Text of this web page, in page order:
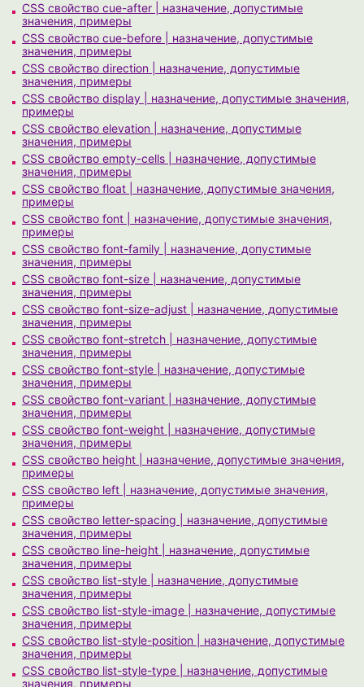
CSS свойство cue-after | назначение, допустимые
значения, примеры
CSS свойство cue-before | назначение, допустимые
значения, примеры
CSS свойство direction | назначение, допустимые
значения, примеры
CSS свойство display | назначение, допустимые значения,
примеры
CSS свойство elevation | назначение, допустимые
значения, примеры
CSS свойство empty-cells | назначение, допустимые
значения, примеры
CSS свойство float | назначение, допустимые значения,
примеры
CSS свойство font | назначение, допустимые значения,
примеры
CSS свойство font-family | назначение, допустимые
значения, примеры
CSS свойство font-size | назначение, допустимые
значения, примеры
CSS свойство font-size-adjust | назначение, допустимые
значения, примеры
CSS свойство font-stretch | назначение, допустимые
значения, примеры
CSS свойство font-style | назначение, допустимые
значения, примеры
CSS свойство font-variant | назначение, допустимые
значения, примеры
CSS свойство font-weight | назначение, допустимые
значения, примеры
CSS свойство height | назначение, допустимые значения,
примеры
CSS свойство left | назначение, допустимые значения,
примеры
CSS свойство letter-spacing | назначение, допустимые
значения, примеры
CSS свойство line-height | назначение, допустимые
значения, примеры
CSS свойство list-style | назначение, допустимые
значения, примеры
CSS свойство list-style-image | назначение, допустимые
значения, примеры
CSS свойство list-style-position | назначение, допустимые
значения, примеры
CSS свойство list-style-type | назначение, допустимые
значения, примеры